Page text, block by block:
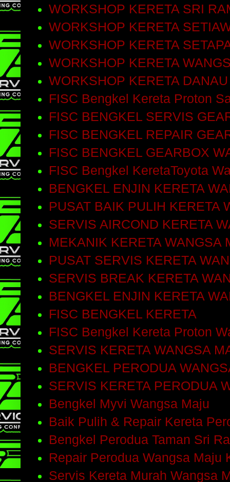
WORKSHOP KERETA SRI
WORKSHOP KERETA
WORKSHOP KERETA
WORKSHOP KERETA
WORKSHOP KERETA
FISC Bengkel Kereta Proton
FISC BENGKEL SERVIS
FISC BENGKEL REPAIR
FISC BENGKEL GEARBOX
FISC Bengkel KeretaToyota
BENGKEL ENJIN KERETA
PUSAT BAIK PULIH KERETA
SERVIS AIRCOND KERETA
MEKANIK KERETA WANGSA
PUSAT SERVIS KERETA
SERVIS BREAK KERETA
BENGKEL ENJIN KERETA
FISC BENGKEL KERETA
FISC Bengkel Kereta Proton
SERVIS KERETA WANGSA
BENGKEL PERODUA
SERVIS KERETA PERODUA
Bengkel Myvi Wangsa Maju
Baik Pulih & Repair Kereta
Bengkel Perodua Taman Sri
Repair Perodua Wangsa Maju
Servis Kereta Murah Wangsa